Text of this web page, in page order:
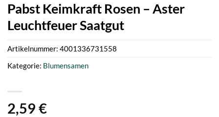
Pabst Keimkraft Rosen – Aster
Leuchtfeuer Saatgut
2,59 €
Artikelnummer: 4001336731558
Kategorie: Blumensamen